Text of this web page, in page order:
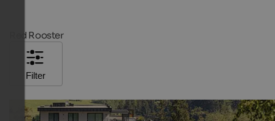
Red Rooster
Filter